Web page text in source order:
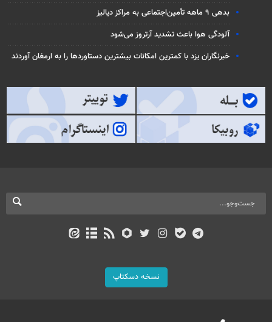
بدهی ۹ ماهه تأمین‌اجتماعی به مراکز دیالیز
آلودگی هوا باعث تشدید آرتروز می‌شود
خبرنگاران یزد با کمترین امکانات بیشترین دستاوردها را به ارمغان آوردند
نسخه دسکتاپ